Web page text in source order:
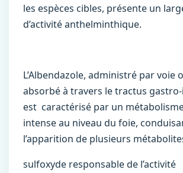
les espèces cibles, présente un
d’activité anthelminthique.
L’Albendazole, administré par voie
absorbé à travers le tractus
est caractérisé par un
intense au niveau du foie,
l’apparition de plusieurs
sulfoxyde responsable de l’activité